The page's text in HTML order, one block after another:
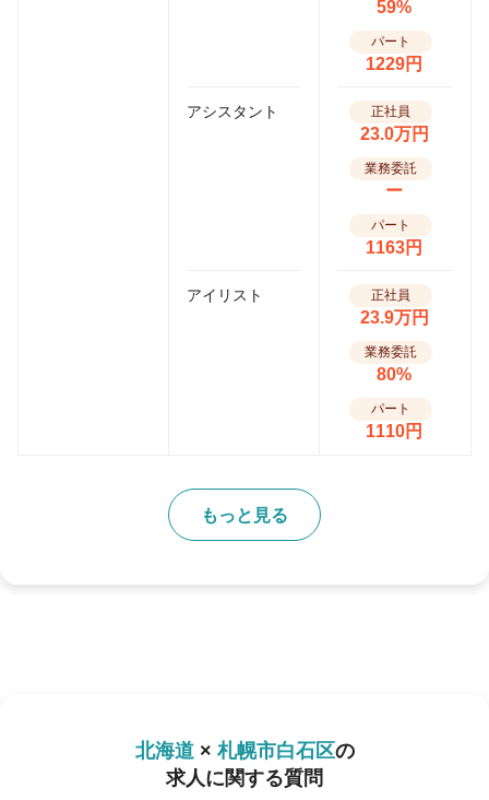
59%
パート
1229円
アシスタント 正社員
23.0万円
業務委託
ー
パート
1163円
アイリスト 正社員
23.9万円
業務委託
80%
パート
1110円
もっと見る
北海道× 札幌市白石区の
求人に関する質問